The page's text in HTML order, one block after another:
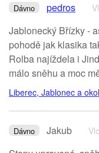
Dávno pedros
Jablonecký Břízky -
pohodě jak klasika
Rolba najíždela i
málo sněhu a moc
Liberec, Jablonec a
Dávno Jakub